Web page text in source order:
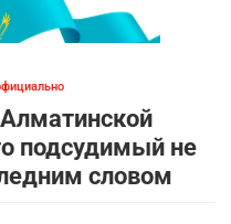
подсудимый не
словом